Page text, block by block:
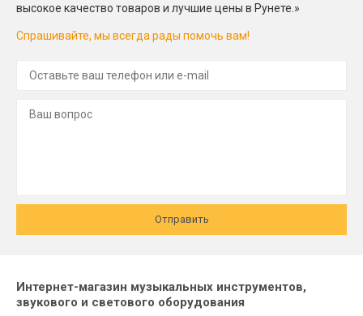
высокое качество товаров и лучшие цены в Рунете.»
Спрашивайте, мы всегда рады помочь вам!
Отправить
Интернет-магазин музыкальных инструментов,
звукового и светового оборудования